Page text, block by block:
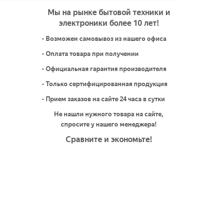
Мы на рынке бытовой техники и
электроники более 10 лет!
- Возможен самовывоз из нашего офиса
- Оплата товара при получении
- Официальная гарантия производителя
- Только сертифицированная продукция
- Прием заказов на сайте 24 часа в сутки
Не нашли нужного товара на сайте,
спросите у нашего менеджера!
Сравните и экономьте!